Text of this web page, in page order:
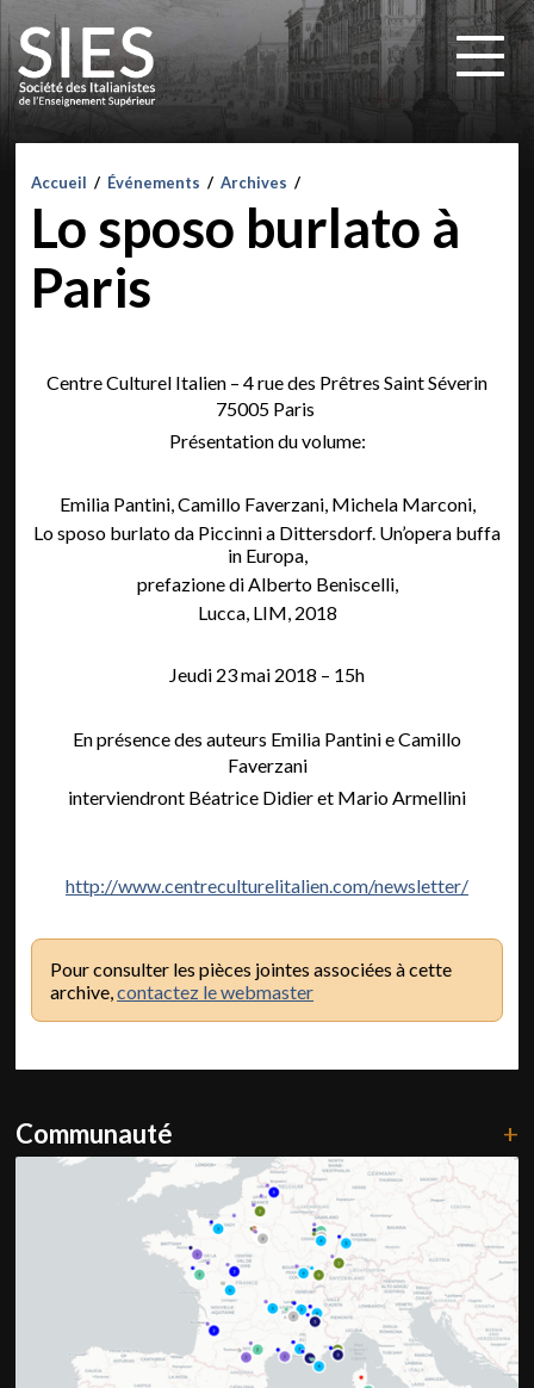
Accueil / Événements / Archives /
Lo sposo burlato à
Paris
Centre Culturel Italien – 4 rue des Prêtres Saint Séverin
75005 Paris
Présentation du volume:
Emilia Pantini, Camillo Faverzani, Michela Marconi,
Lo sposo burlato da Piccinni a Dittersdorf. Un’opera buffa
in Europa,
prefazione di Alberto Beniscelli,
Lucca, LIM, 2018
Jeudi 23 mai 2018 – 15h
En présence des auteurs Emilia Pantini e Camillo
Faverzani
interviendront Béatrice Didier et Mario Armellini
http://www.centreculturelitalien.com/newsletter/
Pour consulter les pièces jointes associées à cette
archive,contactez le webmaster
Communauté +